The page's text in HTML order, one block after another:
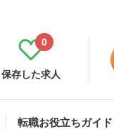
保存した求人
0
転職お役立ちガイド